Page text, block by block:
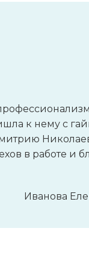
к нему с
в работе и
Иванова